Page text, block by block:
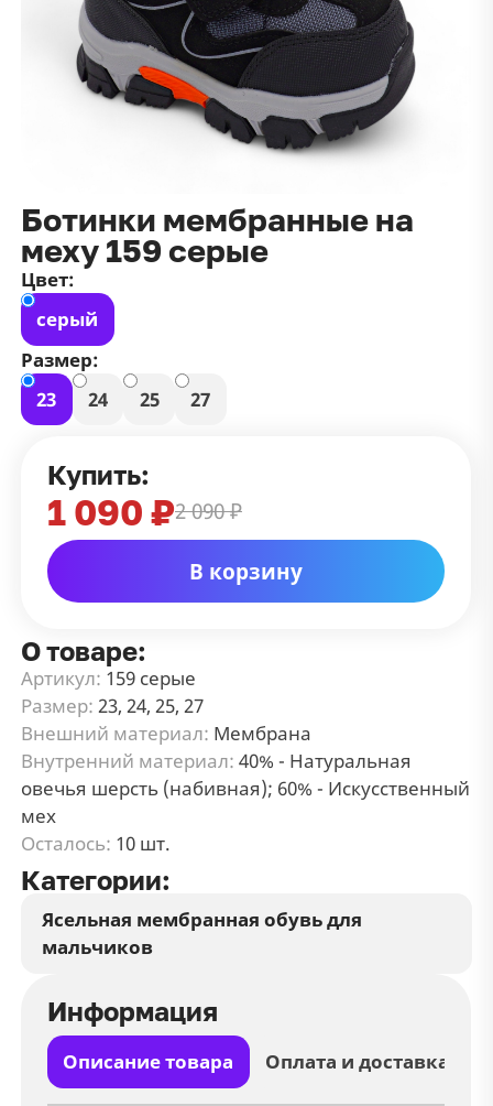
Ботинки мембранные на
меху 159 серые
Цвет:
серый
Размер:
23
24 25 27
Купить:
1 090 ₽2 090 ₽
В корзину
О товаре:
Артикул: 159 серые
Размер: 23, 24, 25, 27
Внешний материал: Мембрана
Внутренний материал: 40% - Натуральная
овечья шерсть (набивная); 60% - Искусственный
мех
Осталось: 10 шт.
Категории:
Ясельная мембранная обувь для
мальчиков
Информация
Описание товара Оплата и доставка
данных
и публичной оффертой
Зарегистрироваться
100 ₽100 ₽
42